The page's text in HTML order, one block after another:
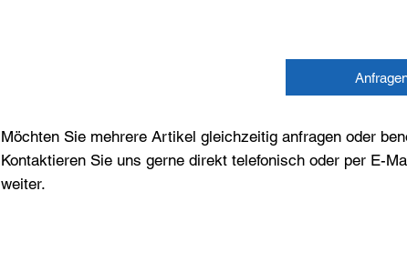
Möchten Sie mehrere Artikel gleichzeitig anfragen oder
Kontaktieren Sie uns gerne direkt telefonisch oder per E-
weiter.